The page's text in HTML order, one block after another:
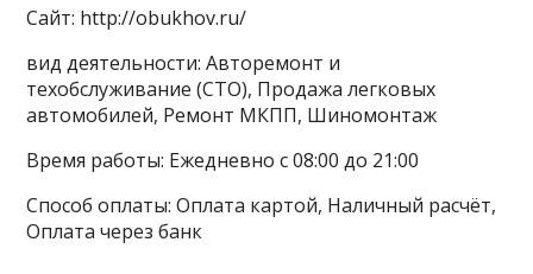
Сайт: http://obukhov.ru/
вид деятельности: Авторемонт и
техобслуживание (СТО), Продажа легковых
автомобилей, Ремонт МКПП, Шиномонтаж
Время работы: Ежедневно с 08:00 до 21:00
Способ оплаты: Оплата картой, Наличный расчёт,
Оплата через банк